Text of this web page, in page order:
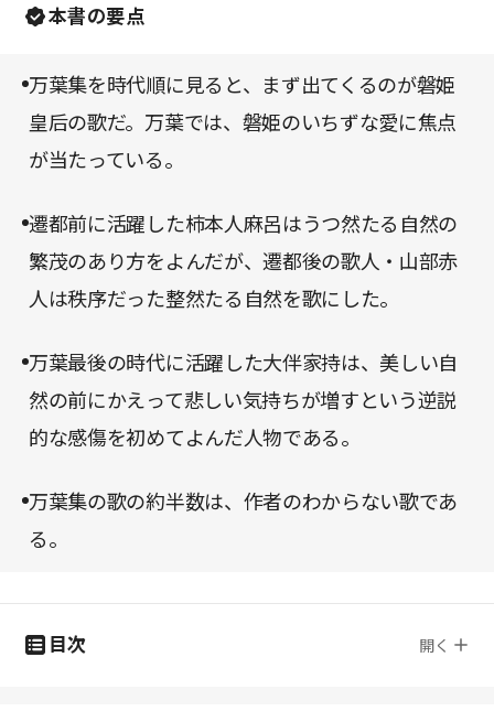
本書の要点
万葉集を時代順に見ると、まず出てくるのが磐姫
皇后の歌だ。万葉では、磐姫のいちずな愛に焦点
が当たっている。
遷都前に活躍した柿本人麻呂はうつ然たる自然の
繁茂のあり方をよんだが、遷都後の歌人・山部赤
人は秩序だった整然たる自然を歌にした。
万葉最後の時代に活躍した大伴家持は、美しい自
然の前にかえって悲しい気持ちが増すという逆説
的な感傷を初めてよんだ人物である。
万葉集の歌の約半数は、作者のわからない歌であ
る。
目次 開く